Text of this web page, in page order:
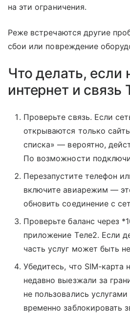
на эти ограничения.
Реже встречаются другие
сбои или повреждение
Что делать, если
интернет и связь
Проверьте связь. Если
открываются только
списка» — вероятно,
По возможности
Перезапустите телефон
включите авиарежим —
обновить соединение с
Проверьте баланс через
приложение Tеле2. Если
часть услуг может быть
Убедитесь, что SIM-карта
недавно выезжали за
не пользовались
временно заблокировать